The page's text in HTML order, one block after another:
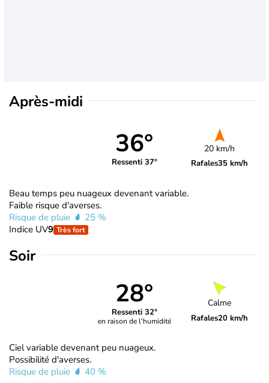
Après-midi
36°
Ressenti 37°
20 km/h
Rafales35 km/h
Beau temps peu nuageux devenant variable.
Faible risque d'averses.
Risque de pluie
25 %
Indice UV9 Très fort
Soir
28°
Ressenti 32°
en raison de l'humidité
Calme
Rafales20 km/h
Ciel variable devenant peu nuageux.
Possibilité d'averses.
Risque de pluie
40 %